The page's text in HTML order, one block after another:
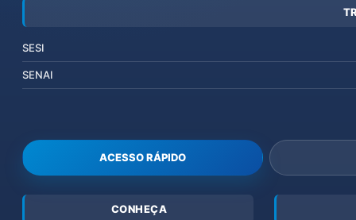
SESI
SENAI
ACESSO RÁPIDO
CONHEÇA